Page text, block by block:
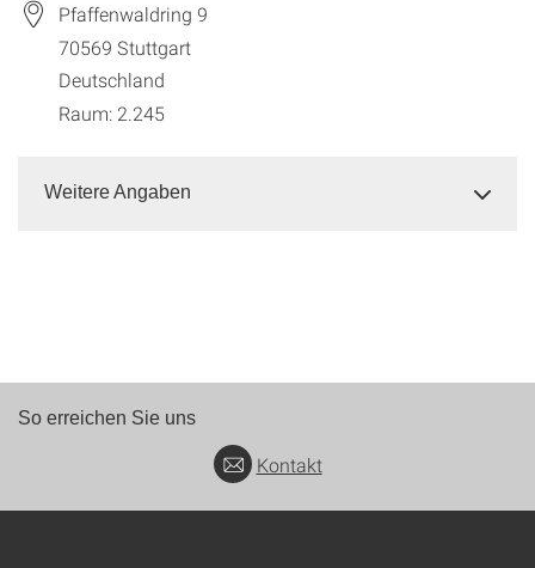
Pfaffenwaldring 9
70569 Stuttgart
Deutschland
Raum: 2.245
Weitere Angaben
So erreichen Sie uns
Kontakt